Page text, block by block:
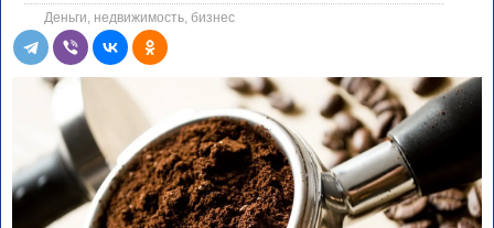
Деньги, недвижимость, бизнес